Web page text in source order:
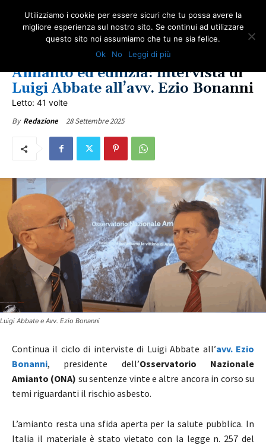
ONA TV SALUTE ULTIME NOTIZIE
Amianto ed edilizia: intervista di
Luigi Abbate all’avv. Ezio Bonanni
Letto: 41 volte
By Redazione 28 Settembre 2025
Luigi Abbate e Avv. Ezio Bonanni
Continua il ciclo di interviste di Luigi Abbate all’avv. Ezio
Bonanni, presidente dell’Osservatorio Nazionale
Amianto (ONA) su sentenze vinte e altre ancora in corso su
temi riguardanti il rischio asbesto.
L’amianto resta una sfida aperta per la salute pubblica. In
Italia il materiale è stato vietato con la legge n. 257 del
Utilizziamo i cookie per essere sicuri che tu possa avere la
migliore esperienza sul nostro sito. Se continui ad utilizzare
questo sito noi assumiamo che tu ne sia felice.
Ok
No Leggi di più